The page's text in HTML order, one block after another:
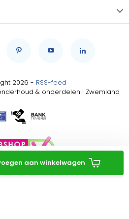
aan winkelwagen
2026 - RSS-feed
& onderdelen | Zwemland